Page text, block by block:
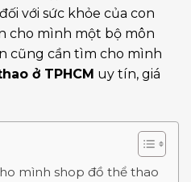
với sức khỏe của con
cho mình một bộ môn
cũng cần tìm cho mình
ở TPHCM uy tín, giá
mình shop đồ thể thao